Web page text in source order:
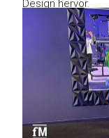
Design hervor.